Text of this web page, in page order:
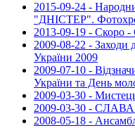
2015-09-24 -
"ДНІСТЕР".
2013-09-19 - Скоро -
2009-08-22 - Заходи
України 2009
2009-07-10 -
України та День
2009-03-30 -
2009-03-30 -
2008-05-18 -